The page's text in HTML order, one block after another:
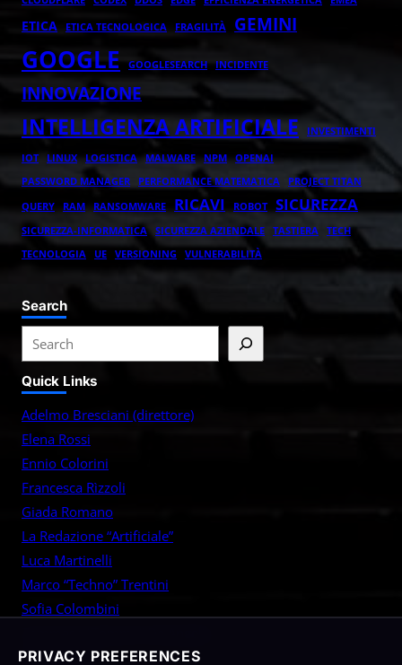
ETICA ETICA TECNOLOGICA FRAGILITÀ GEMINI
GOOGLE GOOGLESEARCH INCIDENTE
INNOVAZIONE
INTELLIGENZA ARTIFICIALE INVESTIMENTI
IOT LINUX LOGISTICA MALWARE NPM
OPENAI
PASSWORD MANAGER
PERFORMANCE MATEMATICA
PROJECT TITAN
QUERY
RAM RANSOMWARE RICAVI ROBOT SICUREZZA
SICUREZZA-INFORMATICA SICUREZZA AZIENDALE TASTIERA
TECH
TECNOLOGIA
UE VERSIONING VULNERABILITÀ
Search
e
a
r
Quick Links
Adelmo Bresciani (direttore)
Elena Rossi
Ennio Colorini
Francesca Rìzzoli
Giada Romano
La Redazione “Artificiale”
Luca Martinelli
Marco “Techno” Trentini
Sofia Colombini
Vittorio Sarti
PRIVACY PREFERENCES